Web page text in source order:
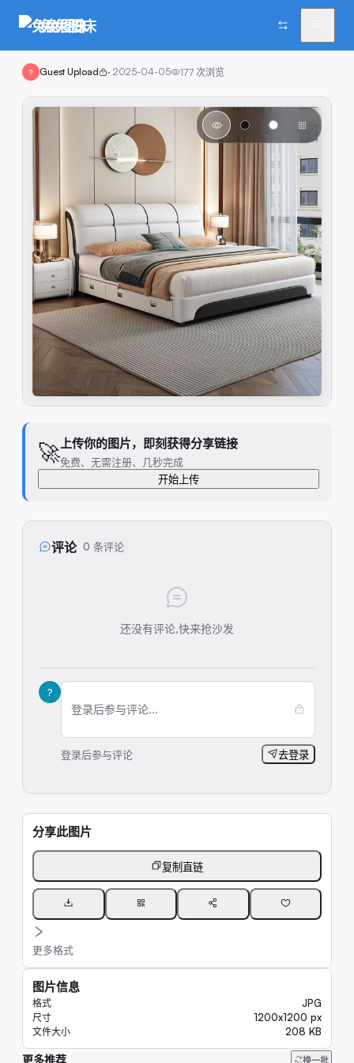
兔兔图床
? Guest Upload · 2025-04-05 177 次浏览
🚀上传你的图片，即刻获得分享链接
免费、无需注册、几秒完成
开始上传
评论 0 条评论
还没有评论,快来抢沙发
?
登录后参与评论...
登录后参与评论 去登录
分享此图片
复制直链
更多格式
图片信息
格式 JPG
尺寸 1200x1200 px
文件大小 208 KB
更多推荐 换一批
20K